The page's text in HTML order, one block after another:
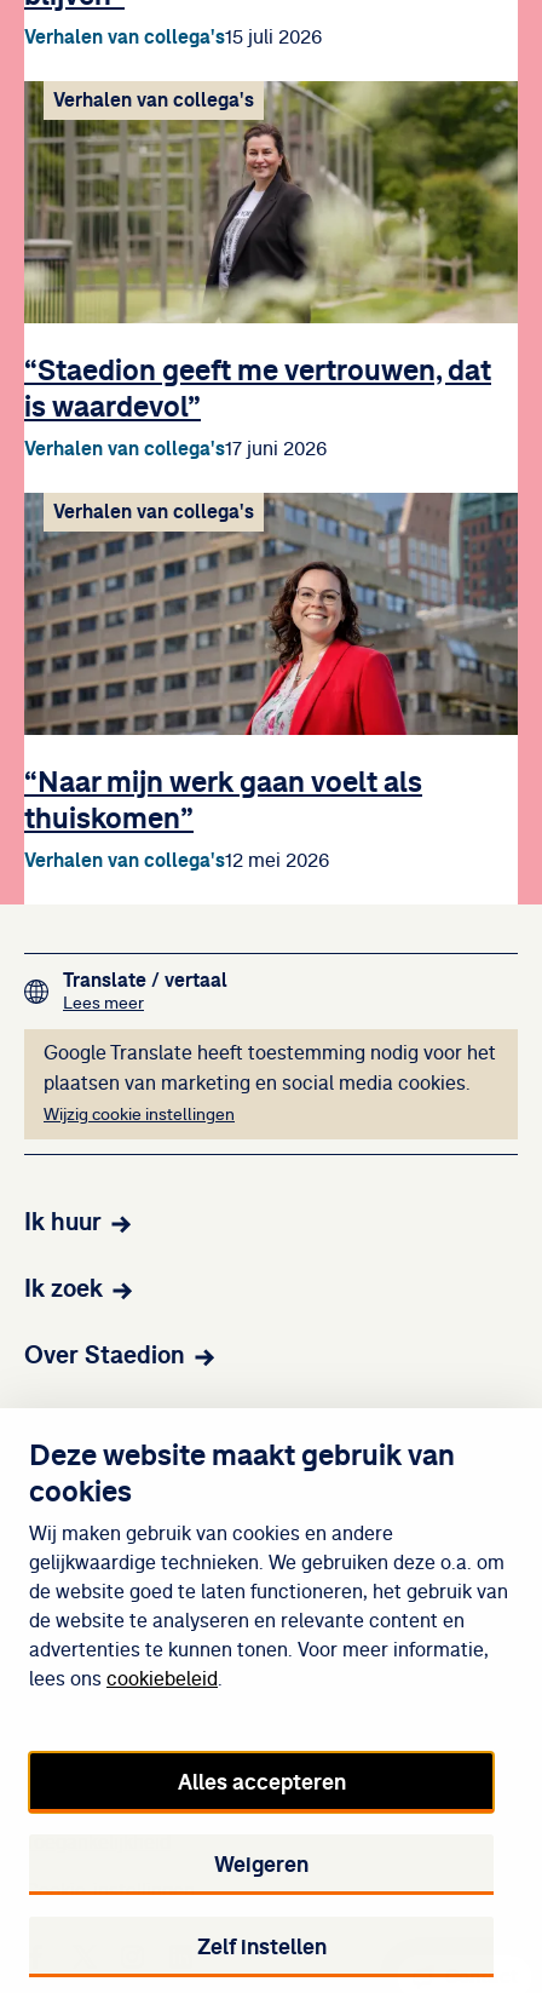
Deze website maakt gebruik van
cookies
Wij maken gebruik van cookies en andere
gelijkwaardige technieken. We gebruiken deze o.a. om
de website goed te laten functioneren, het gebruik van
de website te analyseren en relevante content en
advertenties te kunnen tonen. Voor meer informatie,
lees ons cookiebeleid
Alles accepteren
Weigeren
Zelf instellen
Contact
Verhalen van collega's15 juli 2026
“Staedion geeft me vertrouwen, dat
is waardevol”
Verhalen van collega's17 juni 2026
Verhalen van collega's
“Naar mijn werk gaan voelt als
thuiskomen”
Verhalen van collega's12 mei 2026
Verhalen van collega's
Translate / vertaal
Lees meerover het vertalen van de teksten op deze website
Deze inhoud kan
Google Translate heeft toestemming nodig voor het
plaatsen van marketing en social media cookies.
Wijzig cookie instellingen
Ik huur
Ik zoek
Over Staedion
Wijken
Meedoen
Cookie-instellingen
Staedion op Facebook
Staedion op Twitter
Staedion op Instagram
Staedion op LinkedIn